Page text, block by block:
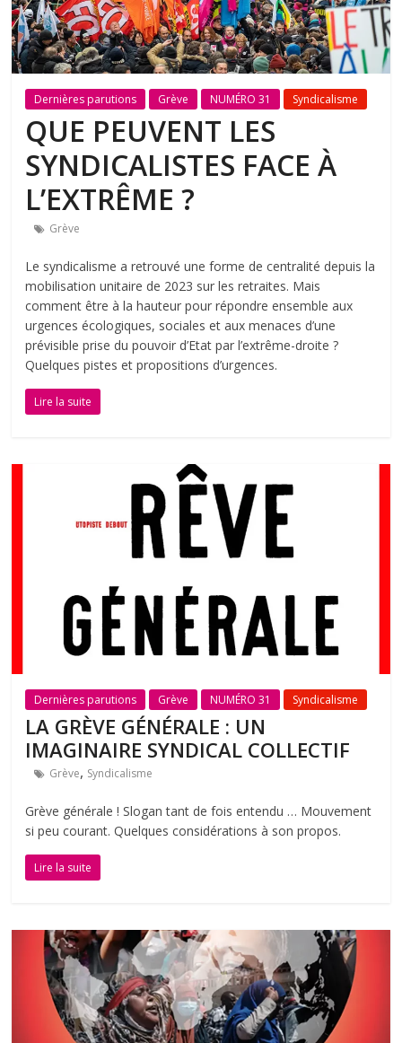
Dernières parutions Grève NUMÉRO 31 Syndicalisme
QUE PEUVENT LES
SYNDICALISTES FACE À
L’EXTRÊME ?
Grève
Le syndicalisme a retrouvé une forme de centralité depuis la
mobilisation unitaire de 2023 sur les retraites. Mais
comment être à la hauteur pour répondre ensemble aux
urgences écologiques, sociales et aux menaces d’une
prévisible prise du pouvoir d’Etat par l’extrême-droite ?
Quelques pistes et propositions d’urgences.
Lire la suite
Dernières parutions Grève NUMÉRO 31 Syndicalisme
LA GRÈVE GÉNÉRALE : UN
IMAGINAIRE SYNDICAL COLLECTIF
Grève, Syndicalisme
Grève générale ! Slogan tant de fois entendu … Mouvement
si peu courant. Quelques considérations à son propos.
Lire la suite